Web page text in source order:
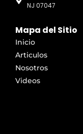
NJ 07047
Mapa del Sitio
Inicio
Articulos
Nosotros
Videos